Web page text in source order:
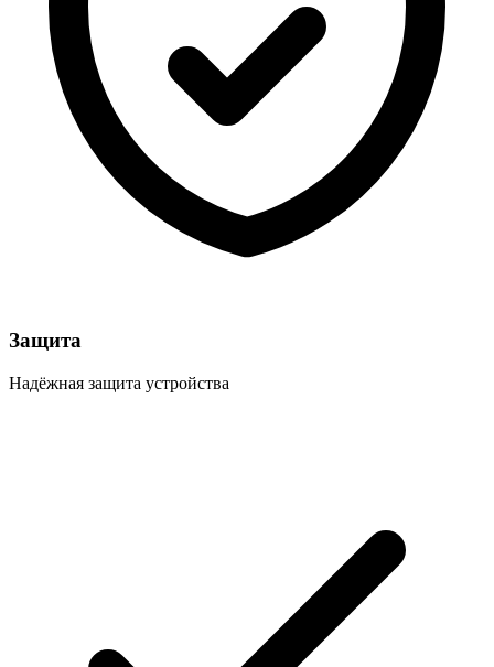
Защита
Надёжная защита устройства